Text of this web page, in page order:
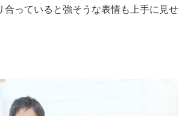
合っていると強そうな表情も上手に見せ